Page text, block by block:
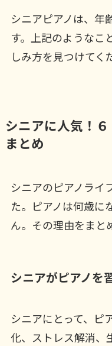
シニアピアノは、年
す。上記のようなこ
しみ方を見つけてく
シニアに人気！
まとめ
シニアのピアノライ
た。ピアノは何歳に
ん。その理由をまと
シニアがピアノを
シニアにとって、ピ
化、ストレス解消、